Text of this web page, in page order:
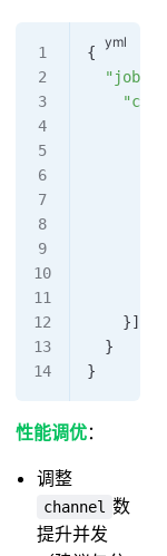
{
  "job"
    }]
  }
}
性能调优：
调整
channel 数
提升并发